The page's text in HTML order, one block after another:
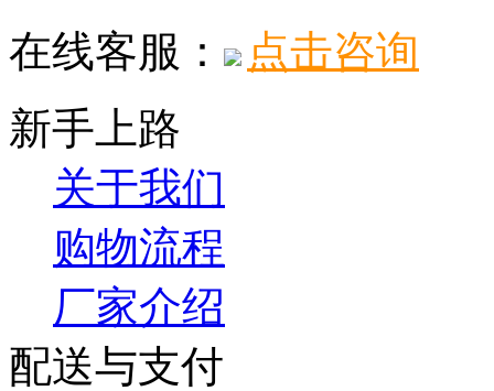
在线客服：
点击咨询
新手上路
关于我们
购物流程
厂家介绍
配送与支付